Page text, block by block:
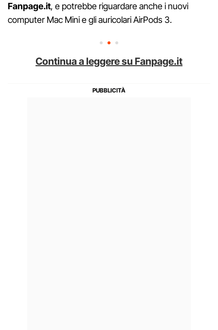
Fanpage.it, e potrebbe riguardare anche i nuovi
computer Mac Mini e gli auricolari AirPods 3.
Continua a leggere su Fanpage.it